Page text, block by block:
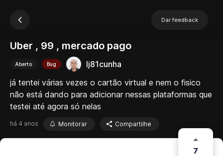
Dar feedback
Uber , 99 , mercado pago
Aberto Bug
lj81cunha
já tentei várias vezes o cartão virtual e nem o fisico
não está dando para adicionar nessas plataformas que
testei até agora só nelas
há 4 anos Monitorar Compartilhe
7